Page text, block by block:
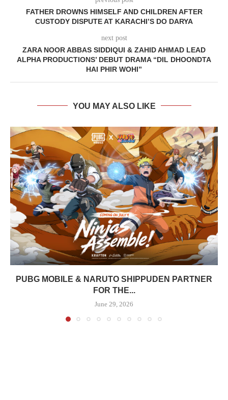
FATHER DROWNS HIMSELF AND CHILDREN AFTER
CUSTODY DISPUTE AT KARACHI’S DO DARYA
next post
ZARA NOOR ABBAS SIDDIQUI & ZAHID AHMAD LEAD
ALPHA PRODUCTIONS’ DEBUT DRAMA “DIL DHOONDTA
HAI PHIR WOHI”
YOU MAY ALSO LIKE
PUBG MOBILE & NARUTO SHIPPUDEN PARTNER
FOR THE...
June 29, 2026